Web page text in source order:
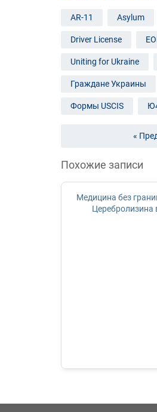
AR-11 Asylum
Driver License
Uniting for Ukraine
Граждане Украины
Формы USCIS
«
Похожие записи
Медицина без